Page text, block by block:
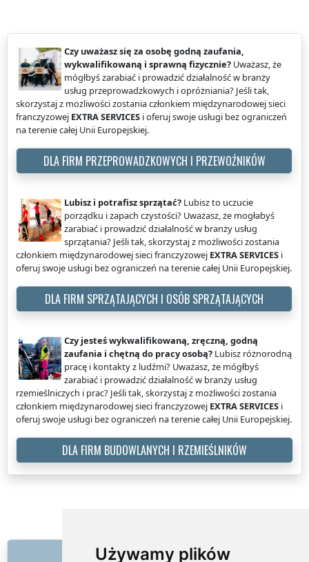
Używamy plików
Czy uważasz się za osobę godną zaufania,
wykwalifikowaną i sprawną fizycznie? Uważasz, że
mógłbyś zarabiać i prowadzić działalność w branży
usług przeprowadzkowych i opróżniania? Jeśli tak,
skorzystaj z możliwości zostania członkiem międzynarodowej sieci
franczyzowej EXTRA SERVICES i oferuj swoje usługi bez ograniczeń
na terenie całej Unii Europejskiej.
DLA FIRM PRZEPROWADZKOWYCH I PRZEWOŹNIKÓW
Lubisz i potrafisz sprzątać? Lubisz to uczucie
porządku i zapach czystości? Uważasz, że mogłabyś
zarabiać i prowadzić działalność w branży usług
sprzątania? Jeśli tak, skorzystaj z możliwości zostania
członkiem międzynarodowej sieci franczyzowej EXTRA SERVICES i
oferuj swoje usługi bez ograniczeń na terenie całej Unii Europejskiej.
DLA FIRM SPRZĄTAJĄCYCH I OSÓB SPRZĄTAJĄCYCH
Czy jesteś wykwalifikowaną, zręczną, godną
zaufania i chętną do pracy osobą? Lubisz różnorodną
pracę i kontakty z ludźmi? Uważasz, że mógłbyś
zarabiać i prowadzić działalność w branży usług
rzemieślniczych i prac? Jeśli tak, skorzystaj z możliwości zostania
członkiem międzynarodowej sieci franczyzowej EXTRA SERVICES i
oferuj swoje usługi bez ograniczeń na terenie całej Unii Europejskiej.
DLA FIRM BUDOWLANYCH I RZEMIEŚLNIKÓW
LINKI